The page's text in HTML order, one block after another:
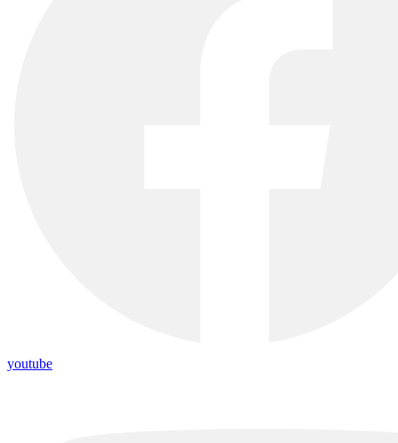
youtube